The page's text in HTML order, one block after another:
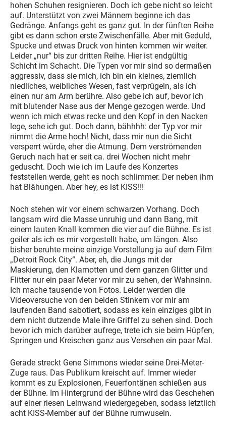
hohen Schuhen resignieren. Doch ich gebe nicht so leicht
auf. Unterstützt von zwei Männern beginne ich das
Gedränge. Anfangs geht es ganz gut. In der fünften Reihe
gibt es dann schon erste Zwischenfälle. Aber mit Geduld,
Spucke und etwas Druck von hinten kommen wir weiter.
Leider „nur“ bis zur dritten Reihe. Hier ist endgültig
Schicht im Schacht. Die Typen vor mir sind so dermaßen
aggressiv, dass sie mich, ich bin ein kleines, ziemlich
niedliches, weibliches Wesen, fast verprügeln, als ich
einen nur am Arm berühre. Also gebe ich auf, bevor ich
mit blutender Nase aus der Menge gezogen werde. Und
wenn ich mich etwas recke und den Kopf in den Nacken
lege, sehe ich gut. Doch dann, bähhhh: der Typ vor mir
nimmt die Arme hoch! Nicht, dass mir nun die Sicht
versperrt würde, eher die Atmung. Dem verströmenden
Geruch nach hat er seit ca. drei Wochen nicht mehr
geduscht. Doch wie ich im Laufe des Konzertes
feststellen werde, geht es noch schlimmer. Der neben ihm
hat Blähungen. Aber hey, es ist KISS!!!
Noch stehen wir vor einem schwarzen Vorhang. Doch
langsam wird die Masse unruhig und dann Bang, mit
einem lauten Knall kommen die vier auf die Bühne. Es ist
geiler als ich es mir vorgestellt habe, um längen. Also
bisher beruhte meine einzige Vorstellung ja auf dem Film
„Detroit Rock City“. Aber, eh, die Jungs mit der
Maskierung, den Klamotten und dem ganzen Glitter und
Flitter nur ein paar Meter vor mir zu sehen, der Wahnsinn.
Ich mache tausende von Fotos. Leider werden die
Videoversuche von den beiden Stinkern vor mir am
laufenden Band sabotiert, sodass es kein einziges gibt in
dem nicht dutzende Male ihre Griffel zu sehen sind. Doch
bevor ich mich darüber aufrege, trete ich sie beim Hüpfen,
Springen und Kreischen ganz aus Versehen ein paar Mal.
Gerade streckt Gene Simmons wieder seine Drei-Meter-
Zuge raus. Das Publikum kreischt auf. Immer wieder
kommt es zu Explosionen, Feuerfontänen schießen aus
der Bühne. Im Hintergrund der Bühne wird das Geschehen
auf einer riesen Leinwand wiedergegeben, sodass letztlich
acht KISS-Member auf der Bühne rumwuseln.